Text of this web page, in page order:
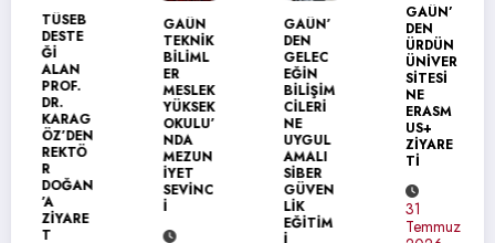
TÜSEB
DESTE
ALAN
PROF.
KARAG
ÖZ’DEN
REKTÖ
DOĞAN
ZİYARE
GAÜN
TEKNİK
BİLİML
MESLEK
YÜKSEK
OKULU’
MEZUN
SEVİNC
GAÜN’
GELEC
BİLİŞİM
CİLERİ
UYGUL
AMALI
SİBER
GÜVEN
EĞİTİM
GAÜN’
ÜRDÜN
ÜNİVER
SİTESİ
ERASM
ZİYARE
Temmuz